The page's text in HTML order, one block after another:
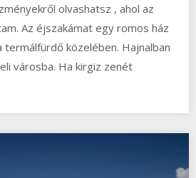
olvashatsz , ahol az
Az éjszakámat egy romos ház
közelében. Hajnalban
városba. Ha kirgiz zenét